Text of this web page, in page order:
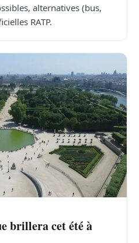
alternatives (bus,
RATP.
brillera cet été à